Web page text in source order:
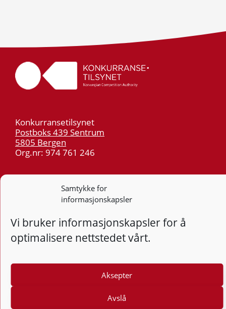
Samtykke for
informasjonskapsler
Vi bruker informasjonskapsler for å
optimalisere nettstedet vårt.
Aksepter
Avslå
Konkurransetilsynet
Postboks 439 Sentrum
5805 Bergen
Org.nr: 974 761 246
post@kt.no